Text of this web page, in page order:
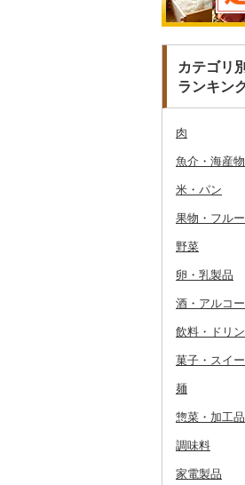
カテゴリ別
ランキン
肉
牛肉（精
ステー
すき
焼肉
牛タン
和牛
黒毛
仙台牛
米沢牛
山形牛
牛肉（加
ハンバ
ロース
ビー
その
豚肉（精
すき焼
しゃぶ
焼肉
アグ
豚肉（加
ハンバ
もつ鍋
ハム
ソー
鶏肉
鶏肉（
ハム
唐揚げ
水炊き
地鶏
赤鶏さ
鹿肉
馬肉
羊肉・ラ
魚介・海産物
カニ
ズワイ
毛ガニ
かにし
その他
エビ
ボタン
伊勢
その他
いくら
うに
明太子・
明太子
たらこ
その他魚
数の子
キャビ
その他
貝
鮑（ア
牡蠣（
あさり
鮮魚
鮭・サ
マグロ
イカ・タコ
イカ
海苔・海藻
米・パン
米
無洗米
玄米
金芽米
ゆめぴ
コシヒ
はえぬ
さがび
雑穀
餅
その他穀
パン
果物・フル
ぶどう・
巨峰
ナガノ
ピオ
デラウ
その
いちご
りんご
もも
メロン
梨
和梨
洋梨・
マンゴー
みかん・
野菜
いも
じゃが
さつま
その他
トマト
フル
ミニト
玉ねぎ
ねぎ
根菜
人参
大根
アスパラ
豆
卵・乳製品
卵
チーズ
ヨーグル
バター
その他乳
酒・アルコ
ビール・
ビール
地ビ
日本酒
純米吟
大吟醸
吟醸
芋焼酎
麦焼酎
米焼酎
梅酒
泡盛
ワイン
飲料・ドリ
水・ミネ
飲料
コーヒ
粉
茶
飲料
茶葉
果汁飲料
りんご
紅茶
菓子・スイ
クッキー
焼き菓子
プリン
麺
ラーメン
うどん
そば
惣菜・加工品
惣菜
餃子
カレー・
調味料
砂糖
家電製品